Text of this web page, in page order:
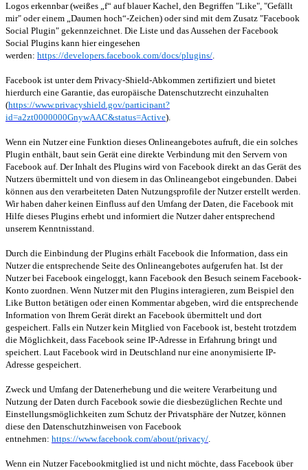
Logos erkennbar (weißes „f“ auf blauer Kachel, den Begriffen "Like", "Gefällt
mir" oder einem „Daumen hoch“-Zeichen) oder sind mit dem Zusatz "Facebook
Social Plugin" gekennzeichnet. Die Liste und das Aussehen der Facebook
Social Plugins kann hier eingesehen
werden: https://developers.facebook.com/docs/plugins/.
Facebook ist unter dem Privacy-Shield-Abkommen zertifiziert und bietet
hierdurch eine Garantie, das europäische Datenschutzrecht einzuhalten
(https://www.privacyshield.gov/participant?
id=a2zt0000000GnywAAC&status=Active).
Wenn ein Nutzer eine Funktion dieses Onlineangebotes aufruft, die ein solches
Plugin enthält, baut sein Gerät eine direkte Verbindung mit den Servern von
Facebook auf. Der Inhalt des Plugins wird von Facebook direkt an das Gerät des
Nutzers übermittelt und von diesem in das Onlineangebot eingebunden. Dabei
können aus den verarbeiteten Daten Nutzungsprofile der Nutzer erstellt werden.
Wir haben daher keinen Einfluss auf den Umfang der Daten, die Facebook mit
Hilfe dieses Plugins erhebt und informiert die Nutzer daher entsprechend
unserem Kenntnisstand.
Durch die Einbindung der Plugins erhält Facebook die Information, dass ein
Nutzer die entsprechende Seite des Onlineangebotes aufgerufen hat. Ist der
Nutzer bei Facebook eingeloggt, kann Facebook den Besuch seinem Facebook-
Konto zuordnen. Wenn Nutzer mit den Plugins interagieren, zum Beispiel den
Like Button betätigen oder einen Kommentar abgeben, wird die entsprechende
Information von Ihrem Gerät direkt an Facebook übermittelt und dort
gespeichert. Falls ein Nutzer kein Mitglied von Facebook ist, besteht trotzdem
die Möglichkeit, dass Facebook seine IP-Adresse in Erfahrung bringt und
speichert. Laut Facebook wird in Deutschland nur eine anonymisierte IP-
Adresse gespeichert.
Zweck und Umfang der Datenerhebung und die weitere Verarbeitung und
Nutzung der Daten durch Facebook sowie die diesbezüglichen Rechte und
Einstellungsmöglichkeiten zum Schutz der Privatsphäre der Nutzer, können
diese den Datenschutzhinweisen von Facebook
entnehmen: https://www.facebook.com/about/privacy/.
Wenn ein Nutzer Facebookmitglied ist und nicht möchte, dass Facebook über